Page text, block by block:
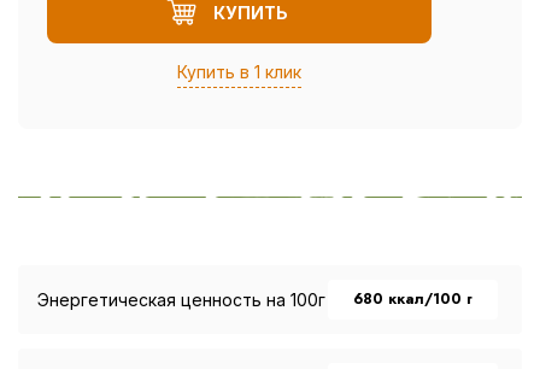
КУПИТЬ
Купить в 1 клик
Энергетическая ценность на 100г 680 ккал/100 г